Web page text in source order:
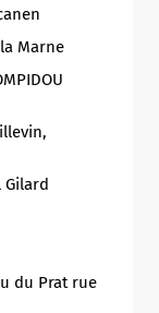
Marne
Gilard
du Prat rue